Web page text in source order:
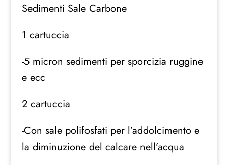
Sedimenti Sale Carbone
1 cartuccia
-5 micron sedimenti per sporcizia ruggine
e ecc
2 cartuccia
-Con sale polifosfati per l’addolcimento e
la diminuzione del calcare nell’acqua